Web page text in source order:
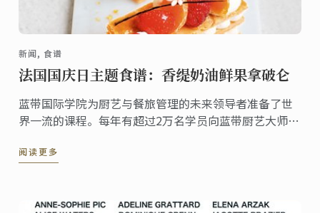
新闻, 食谱
法国国庆日主题食谱：香缇奶油鲜果拿破仑
蓝带国际学院为厨艺与餐旅管理的未来领导者准备了世
界一流的课程。每年有超过2万名学员向蓝带厨艺大师与
庆日，蓝带大师非常高兴地与您分享一款法式甜点的经
阅读更多